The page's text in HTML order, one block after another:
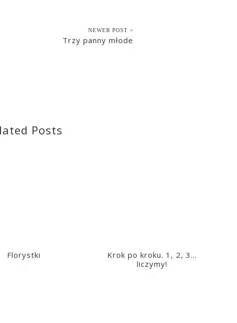
NEWER POST >
Trzy panny młode
Posts
Florystki
Krok po kroku. 1, 2, 3…
liczymy!